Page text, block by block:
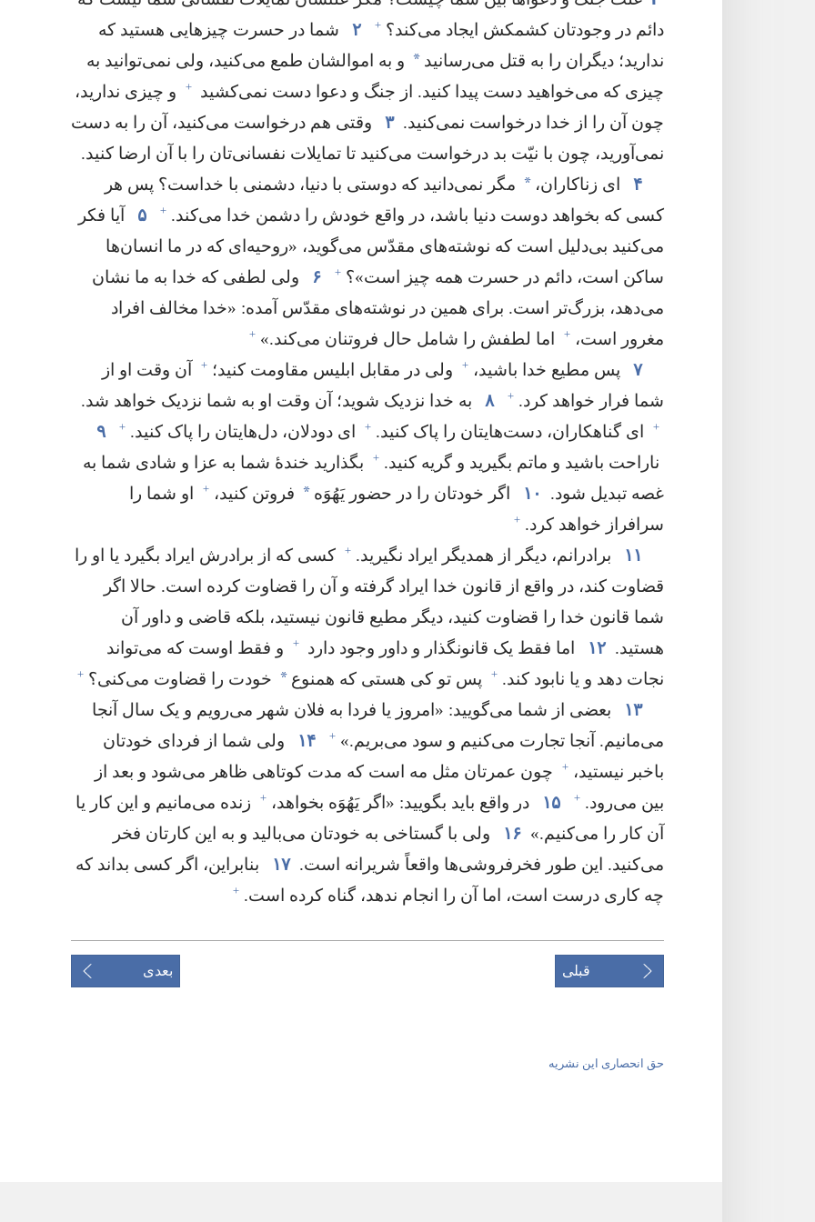
دائم در وجودتان کشمکش ایجاد می‌کند؟‏ + ۲
شما در حسرت چیزهایی هستید که
ندارید؛‏ دیگران را به قتل می‌رسانید * و به اموالشان طمع می‌کنید،‏ ولی نمی‌توانید به
چیزی که می‌خواهید دست پیدا کنید.‏ از جنگ و دعوا دست نمی‌کشید
+
و چیزی ندارید،‏
چون آن را از خدا درخواست نمی‌کنید.‏ ۳
وقتی هم درخواست می‌کنید،‏ آن را به دست
نمی‌آورید،‏ چون با نیّت بد درخواست می‌کنید تا تمایلات نفسانی‌تان را با آن ارضا کنید.‏
۴
ای زناکاران،‏ * مگر نمی‌دانید که دوستی با دنیا،‏ دشمنی با خداست؟‏ پس هر
کسی که بخواهد دوست دنیا باشد،‏ در واقع خودش را دشمن خدا می‌کند.‏ + ۵
آیا فکر
می‌کنید بی‌دلیل است که نوشته‌های مقدّس می‌گوید،‏ «روحیه‌ای که در ما انسان‌ها
ساکن است،‏ دائم در حسرت همه چیز است»؟‏ + ۶
ولی لطفی که خدا به ما نشان
می‌دهد،‏ بزرگ‌تر است.‏ برای همین در نوشته‌های مقدّس آمده:‏ «خدا مخالف افراد
مغرور است،‏ + اما لطفش را شامل حال فروتنان می‌کند.‏»‏ +
۷ پس مطیع خدا باشید،‏ + ولی در مقابل ابلیس مقاومت کنید؛‏ +
آن وقت او از
شما فرار خواهد کرد.‏ + ۸ به خدا نزدیک شوید؛‏ آن وقت او به شما نزدیک خواهد شد.‏
+ ای گناهکاران،‏ دست‌هایتان را پاک کنید.‏ + ای دودلان،‏ دل‌هایتان را پاک کنید.‏ +
۹
ناراحت باشید و ماتم بگیرید و گریه کنید.‏ +
بگذارید خندهٔ شما به عزا و شادی شما به
غصه تبدیل شود.‏
۱۰ اگر خودتان را در حضور یَهُوَه * فروتن کنید،‏ +
او شما را
سرافراز خواهد کرد.‏ +
۱۱ برادرانم،‏ دیگر از همدیگر ایراد نگیرید.‏ +
کسی که از برادرش ایراد بگیرد یا او را
قضاوت کند،‏ در واقع از قانون خدا ایراد گرفته و آن را قضاوت کرده است.‏ حالا اگر
شما قانون خدا را قضاوت کنید،‏ دیگر مطیع قانون نیستید،‏ بلکه قاضی و داور آن
هستید.‏ ۱۲ اما فقط یک قانونگذار و داور وجود دارد +
و فقط اوست که می‌تواند
نجات دهد و یا نابود کند.‏ + پس تو کی هستی که همنوع * خودت را قضاوت می‌کنی؟‏ +
۱۳
بعضی از شما می‌گویید:‏ «امروز یا فردا به فلان شهر می‌رویم و یک سال آنجا
می‌مانیم.‏ آنجا تجارت می‌کنیم و سود می‌بریم.‏»‏ + ۱۴
ولی شما از فردای خودتان
باخبر نیستید،‏ +
چون عمرتان مثل مه است که مدت کوتاهی ظاهر می‌شود و بعد از
بین می‌رود.‏ + ۱۵ در واقع باید بگویید:‏ «اگر یَهُوَه بخواهد،‏ +
زنده می‌مانیم و این کار یا
آن کار را می‌کنیم.‏» ۱۶
ولی با گستاخی به خودتان می‌بالید و به این کارتان فخر
می‌کنید.‏ این طور فخرفروشی‌ها واقعاً شریرانه است.‏ ۱۷
بنابراین،‏ اگر کسی بداند که
چه کاری درست است،‏ اما آن را انجام ندهد،‏ گناه کرده است.‏ +
قبلی بعدی
حق انحصاری این نشریه